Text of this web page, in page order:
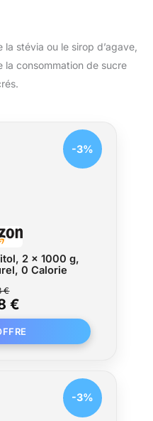
stévia ou le sirop d’agave,
la consommation de sucre
2 x 1000 g,
0 Calorie
€
€
-3%
-3%